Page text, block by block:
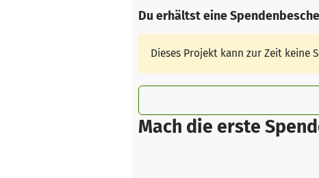
Mach die erste
Du erhältst eine
Dieses Projekt kann zur Zeit keine